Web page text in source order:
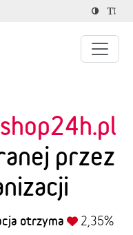
przez
otrzyma 2,35%